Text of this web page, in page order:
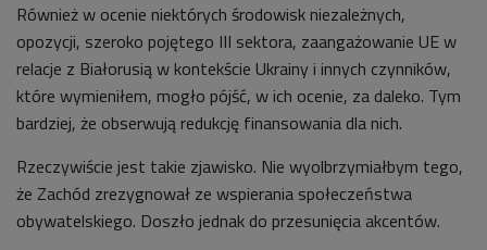
Również w ocenie niektórych środowisk niezależnych,
opozycji, szeroko pojętego III sektora, zaangażowanie UE w
relacje z Białorusią w kontekście Ukrainy i innych czynników,
które wymieniłem, mogło pójść, w ich ocenie, za daleko. Tym
bardziej, że obserwują redukcję finansowania dla nich.
Rzeczywiście jest takie zjawisko. Nie wyolbrzymiałbym tego,
że Zachód zrezygnował ze wspierania społeczeństwa
obywatelskiego. Doszło jednak do przesunięcia akcentów.